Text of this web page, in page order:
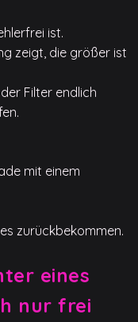
ist.
zeigt, die größer ist
Filter endlich
mit einem
zurückbekommen.
eines
nur frei